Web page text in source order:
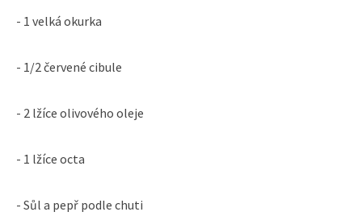
- 1 velká okurka
- 1/2 červené cibule
- 2 lžíce olivového oleje
- 1 lžíce octa
- Sůl a pepř podle chuti